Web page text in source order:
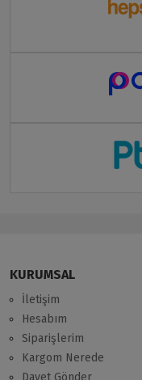
KURUMSAL
İletişim
Hesabım
Siparişlerim
Kargom Nerede
Davet Gönder